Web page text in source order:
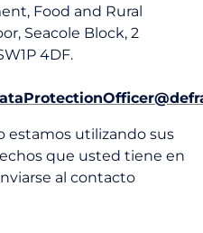
Food and Rural
Seacole Block, 2
4DF.
estamos utilizando sus
que usted tiene en
al contacto